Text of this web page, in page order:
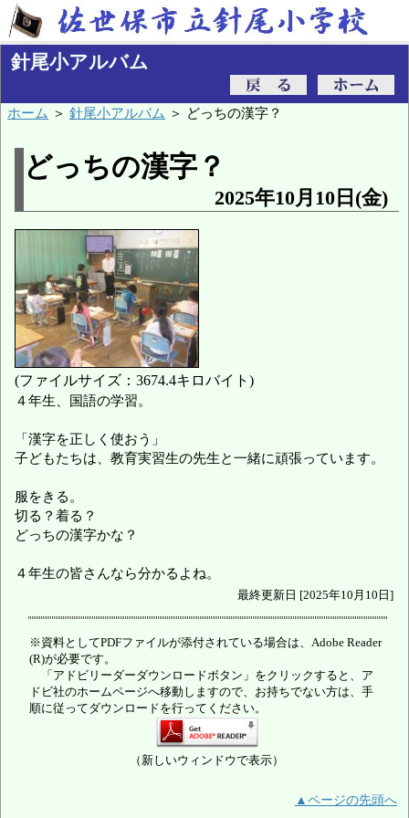
針尾小アルバム
ホーム ＞ 針尾小アルバム ＞ どっちの漢字？
どっちの漢字？
2025年10月10日(金)
(ファイルサイズ：3674.4キロバイト)
４年生、国語の学習。
「漢字を正しく使おう」
子どもたちは、教育実習生の先生と一緒に頑張っています。
服をきる。
切る？着る？
どっちの漢字かな？
４年生の皆さんなら分かるよね。
最終更新日 [2025年10月10日]
※資料としてPDFファイルが添付されている場合は、Adobe Reader
(R)が必要です。
「アドビリーダーダウンロードボタン」をクリックすると、ア
ドビ社のホームページへ移動しますので、お持ちでない方は、手
順に従ってダウンロードを行ってください。
（新しいウィンドウで表示）
▲ページの先頭へ